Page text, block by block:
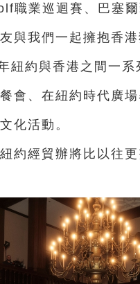
職業巡迴賽、巴塞
與我們一起擁抱香
紐約與香港之間一
會、在紐約時代廣
化活動。
約經貿辦將比以往